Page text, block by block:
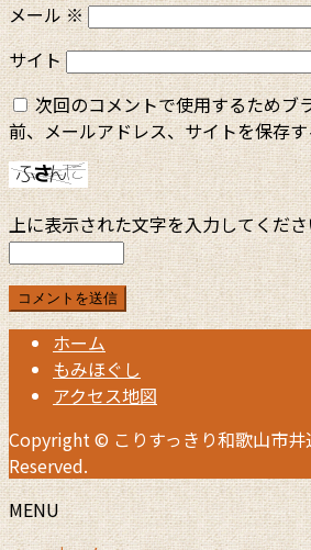
メール※
サイト
次回のコメントで使用するためブ
前、メールアドレス、サイトを保存
上に表示された文字を入力してくだ
ホーム
もみほぐし
アクセス地図
Copyright © こりすっきり和歌山市井
Reserved.
MENU